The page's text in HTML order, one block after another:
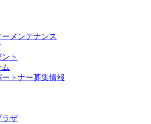
メンテナンス
ト
トナー募集情報
ラザ